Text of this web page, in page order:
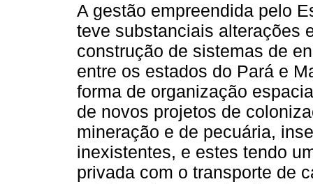
A gestão empreendida pelo
teve substanciais alterações
construção de sistemas de
entre os estados do Pará e
forma de organização
de novos projetos de
mineração e de pecuária,
inexistentes, e estes tendo
privada com o transporte de